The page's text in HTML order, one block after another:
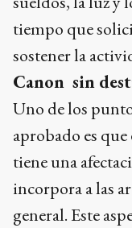
tiempo que
sostener la
Canon sin
Uno de los
aprobado es
tiene una
incorpora a las
general. Este